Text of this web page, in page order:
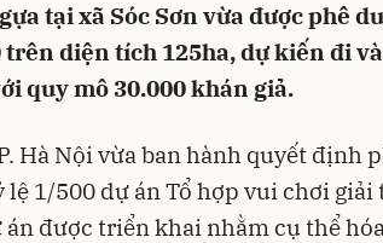
tại xã Sóc Sơn vừa được phê
diện tích 125ha, dự kiến đi
quy mô 30.000 khán giả.
Hà Nội vừa ban hành quyết định
1/500 dự án Tổ hợp vui chơi giải
được triển khai nhằm cụ thể